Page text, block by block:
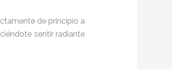
de principio a
sentir radiante